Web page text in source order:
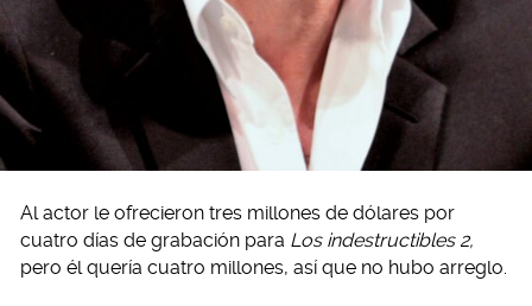
Al actor le ofrecieron tres millones de dólares por
cuatro días de grabación para Los indestructibles 2,
pero él quería cuatro millones, así que no hubo arreglo.